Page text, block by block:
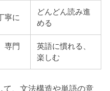
寧に
どんどん読み進
める
専門
英語に慣れる、
楽しむ
て、文法構造や単語の意